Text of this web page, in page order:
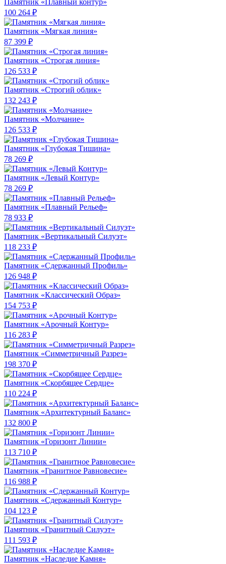
Памятник «Плавный контур»
100 264 ₽
Памятник «Мягкая линия»
87 399 ₽
Памятник «Строгая линия»
126 533 ₽
Памятник «Строгий облик»
132 243 ₽
Памятник «Молчание»
126 533 ₽
Памятник «Глубокая Тишина»
78 269 ₽
Памятник «Левый Контур»
78 269 ₽
Памятник «Плавный Рельеф»
78 933 ₽
Памятник «Вертикальный Силуэт»
118 233 ₽
Памятник «Сдержанный Профиль»
126 948 ₽
Памятник «Классический Образ»
154 753 ₽
Памятник «Арочный Контур»
116 283 ₽
Памятник «Симметричный Разрез»
198 370 ₽
Памятник «Скорбящее Сердце»
110 224 ₽
Памятник «Архитектурный Баланс»
132 800 ₽
Памятник «Горизонт Линии»
113 710 ₽
Памятник «Гранитное Равновесие»
116 988 ₽
Памятник «Сдержанный Контур»
104 123 ₽
Памятник «Гранитный Силуэт»
111 593 ₽
Памятник «Наследие Камня»